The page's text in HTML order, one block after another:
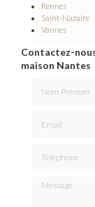
Rennes
Saint-Nazaire
Vannes
Contactez-
maison Nantes
Message